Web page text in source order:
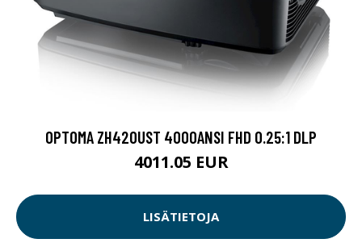
OPTOMA ZH420UST 4000ANSI FHD 0.25:1 DLP
4011.05 EUR
LISÄTIETOJA